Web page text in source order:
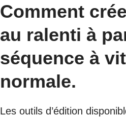
Comment
au ralenti à
séquence à
normale.
Les outils d’édition